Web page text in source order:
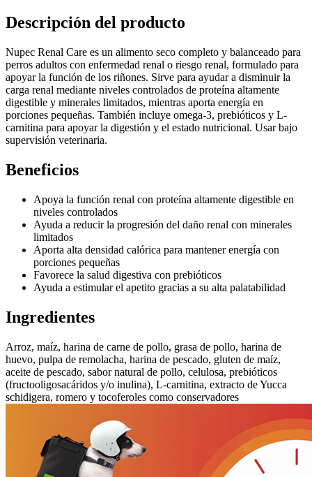
Descripción del producto
Nupec Renal Care es un alimento seco completo y balanceado para
perros adultos con enfermedad renal o riesgo renal, formulado para
apoyar la función de los riñones. Sirve para ayudar a disminuir la
carga renal mediante niveles controlados de proteína altamente
digestible y minerales limitados, mientras aporta energía en
porciones pequeñas. También incluye omega-3, prebióticos y L-
carnitina para apoyar la digestión y el estado nutricional. Usar bajo
supervisión veterinaria.
Beneficios
Apoya la función renal con proteína altamente digestible en
niveles controlados
Ayuda a reducir la progresión del daño renal con minerales
limitados
Aporta alta densidad calórica para mantener energía con
porciones pequeñas
Favorece la salud digestiva con prebióticos
Ayuda a estimular el apetito gracias a su alta palatabilidad
Ingredientes
Arroz, maíz, harina de carne de pollo, grasa de pollo, harina de
huevo, pulpa de remolacha, harina de pescado, gluten de maíz,
aceite de pescado, sabor natural de pollo, celulosa, prebióticos
(fructooligosacáridos y/o inulina), L-carnitina, extracto de Yucca
schidigera, romero y tocoferoles como conservadores